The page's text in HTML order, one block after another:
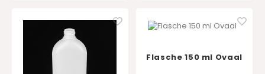
Flasche 150 ml Ovaal